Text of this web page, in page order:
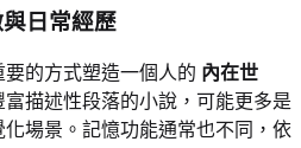
日常經歷
的方式塑造一個人的 內在世
富描述性段落的小說，可能更多是
場景。記憶功能通常也不同，依